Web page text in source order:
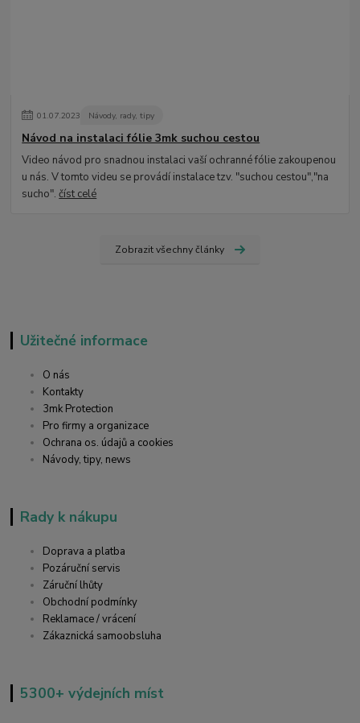
01.07.2023 Návody, rady, tipy
Návod na instalaci fólie 3mk suchou cestou
Video návod pro snadnou instalaci vaší ochranné fólie zakoupenou
u nás. V tomto videu se provádí instalace tzv. "suchou cestou","na
sucho".číst celé
Zobrazit všechny články
Užitečné informace
O nás
Kontakty
3mk Protection
Pro firmy a organizace
Ochrana os. údajů a cookies
Návody, tipy, news
Rady k nákupu
Doprava a platba
Pozáruční servis
Záruční lhůty
Obchodní podmínky
Reklamace / vrácení
Zákaznická samoobsluha
5300+ výdejních míst